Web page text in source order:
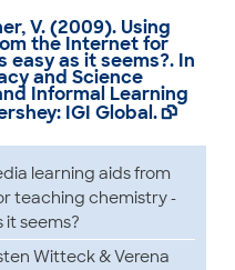
V. (2009). Using
the Internet for
easy as it seems?. In
and Science
Informal Learning
IGI Global. 
learning aids from
teaching chemistry -
it seems?
Witteck & Verena